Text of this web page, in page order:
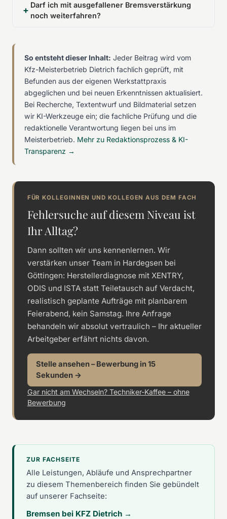
Darf ich mit ausgefallener Bremsverstärkung
noch weiterfahren?
So entsteht dieser Inhalt: Jeder Beitrag wird vom
Kfz-Meisterbetrieb Dietrich fachlich geprüft, mit
Befunden aus der eigenen Werkstattpraxis
abgeglichen und bei neuen Erkenntnissen aktualisiert.
Bei Recherche, Textentwurf und Bildmaterial setzen
wir KI-Werkzeuge ein; die fachliche Prüfung und die
redaktionelle Verantwortung liegen bei uns im
Meisterbetrieb. Mehr zu Redaktionsprozess & KI-
Transparenz →
FÜR KOLLEGINNEN UND KOLLEGEN AUS DEM FACH
Fehlersuche auf diesem Niveau ist
Ihr Alltag?
Dann sollten wir uns kennenlernen. Wir
verstärken unser Team in Hardegsen bei
Göttingen: Herstellerdiagnose mit XENTRY,
ODIS und ISTA statt Teiletausch auf Verdacht,
realistisch geplante Aufträge mit planbarem
Feierabend, kein Samstag. Ihre Anfrage
behandeln wir absolut vertraulich – Ihr aktueller
Arbeitgeber erfährt nichts davon.
Stelle ansehen – Bewerbung in 15
Sekunden →
Gar nicht am Wechseln? Techniker-Kaffee – ohne
Bewerbung
ZUR FACHSEITE
Alle Leistungen, Abläufe und Ansprechpartner
zu diesem Themenbereich finden Sie gebündelt
auf unserer Fachseite:
Bremsen bei KFZ Dietrich →